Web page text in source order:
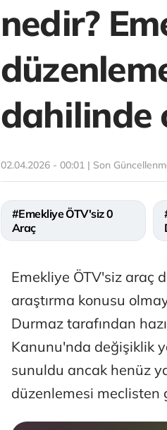
nedir?
dahilinde
02.04.2026 - 00:01 | Son
#Emekliye ÖTV'siz 0
Araç
Emekliye ÖTV'siz araç
araştırma konusu
Durmaz tarafından
Kanunu'nda değişiklik
sunuldu ancak henüz
düzenlemesi meclisten